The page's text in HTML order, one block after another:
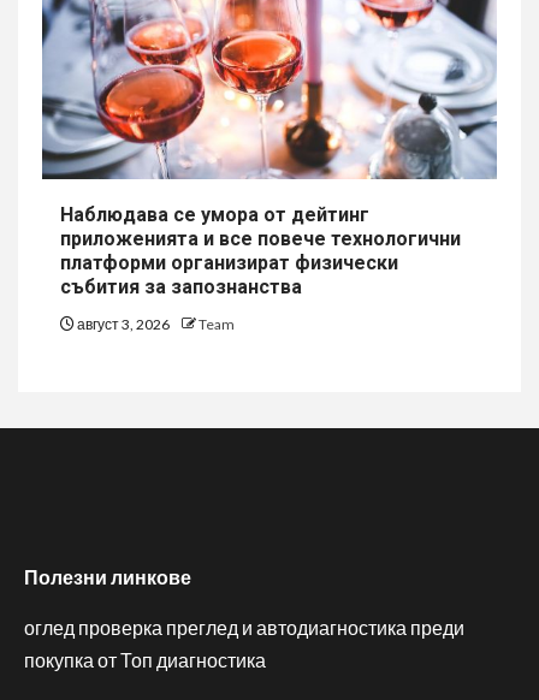
Наблюдава се умора от дейтинг
приложенията и все повече технологични
платформи организират физически
събития за запознанства
август 3, 2026 Team
Полезни линкове
оглед проверка преглед и автодиагностика преди
покупка от Топ диагностика